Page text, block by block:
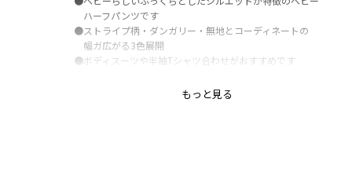
ハーフパンツです
●ストライプ柄・ダンガリー・無地とコーディネートの
幅ガ広がる3色展開
●ボディスーツや半袖Tシャツ合わせがおすすめです
もっと見る